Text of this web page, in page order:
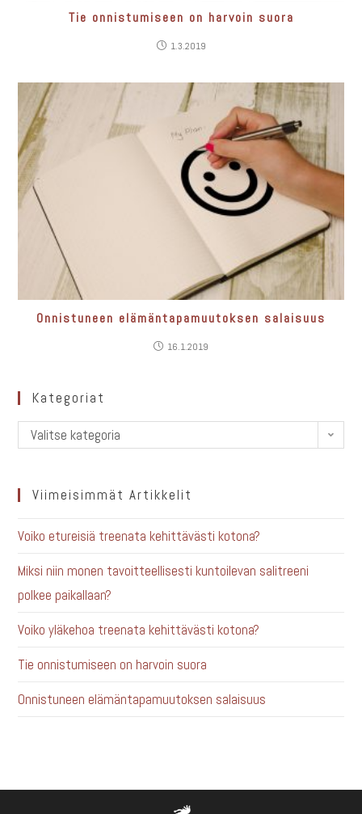
Tie onnistumiseen on harvoin suora
1.3.2019
Onnistuneen elämäntapamuutoksen salaisuus
16.1.2019
Kategoriat
Valitse kategoria
Viimeisimmät Artikkelit
Voiko etureisiä treenata kehittävästi kotona?
Miksi niin monen tavoitteellisesti kuntoilevan salitreeni
polkee paikallaan?
Voiko yläkehoa treenata kehittävästi kotona?
Tie onnistumiseen on harvoin suora
Onnistuneen elämäntapamuutoksen salaisuus